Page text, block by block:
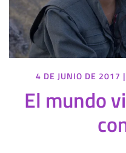
4 DE JUNIO DE 2017 |
El mundo